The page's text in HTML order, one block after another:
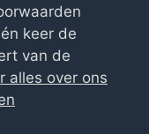
keer de
van de
alles over ons